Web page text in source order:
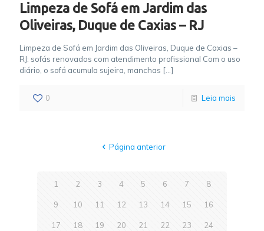
Limpeza de Sofá em Jardim das
Oliveiras, Duque de Caxias – RJ
Limpeza de Sofá em Jardim das Oliveiras, Duque de Caxias –
RJ: sofás renovados com atendimento profissional Com o uso
diário, o sofá acumula sujeira, manchas […]
0 Leia mais
Página anterior
1 2 3 4 5 6 7 8
9 10 11 12 13 14 15 16
17 18 19 20 21 22 23 24